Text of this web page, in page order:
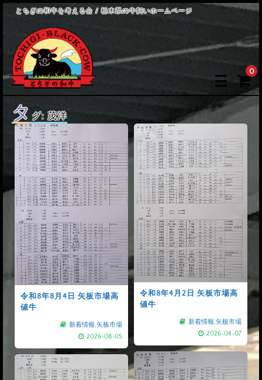
とちぎの和牛を考える会 / 栃木県の牛飼いホームページ
0
タ グ:茂洋
令和8年8月4日 矢板市場高
値牛
新着情報,矢板市場
2026-08-05
令和8年4月2日 矢板市場高
値牛
新着情報,矢板市場
2026-04-07